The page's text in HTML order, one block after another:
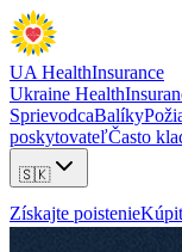
UA HealthInsurance
Ukraine Health
SprievodcaBalíky
poskytovateľČasto
🇸🇰
Získajte poistenie